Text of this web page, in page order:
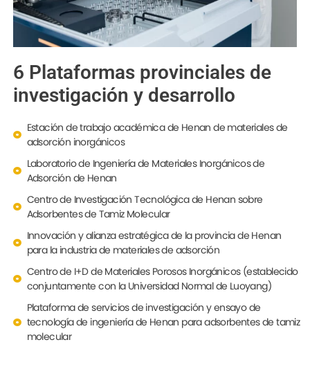
6 Plataformas provinciales de
investigación y desarrollo
Estación de trabajo académica de Henan de materiales de
adsorción inorgánicos
Laboratorio de Ingeniería de Materiales Inorgánicos de
Adsorción de Henan
Centro de Investigación Tecnológica de Henan sobre
Adsorbentes de Tamiz Molecular
Innovación y alianza estratégica de la provincia de Henan
para la industria de materiales de adsorción
Centro de I+D de Materiales Porosos Inorgánicos (establecido
conjuntamente con la Universidad Normal de Luoyang)
Plataforma de servicios de investigación y ensayo de
tecnología de ingeniería de Henan para adsorbentes de tamiz
molecular